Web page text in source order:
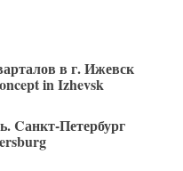
в г. Ижевск
in Izhevsk
Cанкт-Петербург